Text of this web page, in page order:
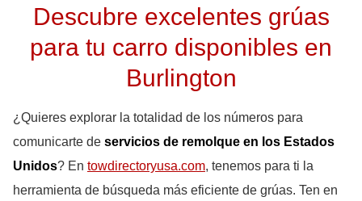
Descubre excelentes grúas
para tu carro disponibles en
Burlington
¿Quieres explorar la totalidad de los números para
comunicarte de servicios de remolque en los Estados
Unidos? En towdirectoryusa.com, tenemos para ti la
herramienta de búsqueda más eficiente de grúas. Ten en